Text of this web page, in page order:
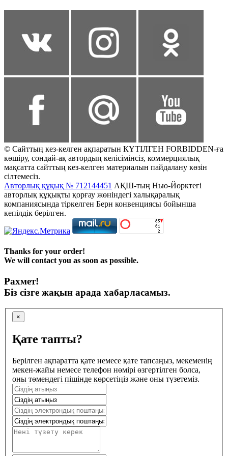
© Сайттың кез-келген ақпаратын КҮТІЛГЕН FORBIDDEN-ға
көшіру, сондай-ақ автордың келісімінсіз, коммерциялық
мақсатта сайттың кез-келген материалын пайдалану көзін
сілтемесіз.
Авторлық құқық № 712144451 АҚШ-тың Нью-Йорктегі
авторлық құқықты қорғау жөніндегі халықаралық
компаниясында тіркелген Берн конвенциясы бойынша
кепілдік берілген.
Thanks for your order!
We will contact you as soon as possible.
Рахмет!
Біз сізге жақын арада хабарласамыз.
×
Қате тапты?
Берілген ақпаратта қате немесе қате тапсаңыз, мекеменің
мекен-жайы немесе телефон нөмірі өзгертілген болса,
оны төмендегі пішінде көрсетіңіз және оны түзетеміз.